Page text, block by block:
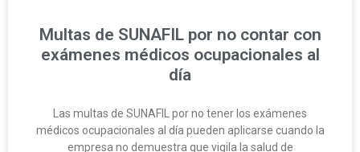
Multas de SUNAFIL por no contar con
exámenes médicos ocupacionales al
día
Las multas de SUNAFIL por no tener los exámenes
médicos ocupacionales al día pueden aplicarse cuando la
empresa no demuestra que vigila la salud de